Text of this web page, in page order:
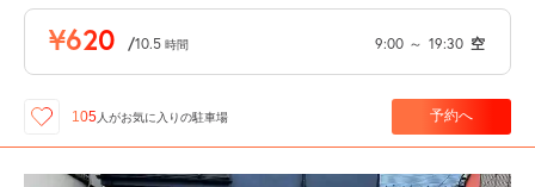
¥620 /10.5 時間 9:00 ～ 19:30 空
105 人がお気に入りの駐車場 予約へ